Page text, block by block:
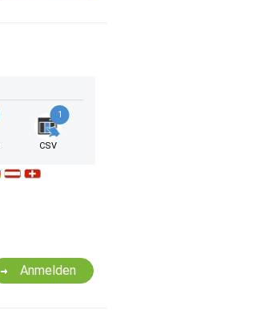
1
CSV
Anmelden